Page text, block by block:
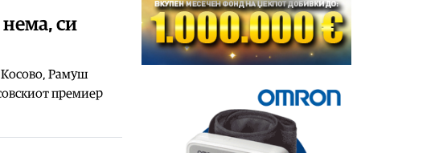
си
Косово, Рамуш
премиер